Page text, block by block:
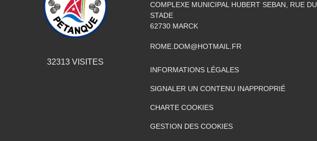
32313VISITES
COMPLEXE MUNICIPAL HUBERT SEBAN, RUE DU
STADE
62730 MARCK
ROME.DOM@HOTMAIL.FR
INFORMATIONS LÉGALES
SIGNALER UN CONTENU INAPPROPRIÉ
CHARTE COOKIES
GESTION DES COOKIES